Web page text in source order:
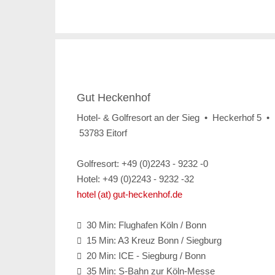
Gut Heckenhof
Hotel- & Golfresort an der Sieg • Heckerhof 5 •
53783 Eitorf
Golfresort: +49 (0)2243 - 9232 -0
Hotel: +49 (0)2243 - 9232 -32
hotel (at) gut-heckenhof.de
 30 Min: Flughafen Köln / Bonn
 15 Min: A3 Kreuz Bonn / Siegburg
 20 Min: ICE - Siegburg / Bonn
 35 Min: S-Bahn zur Köln-Messe